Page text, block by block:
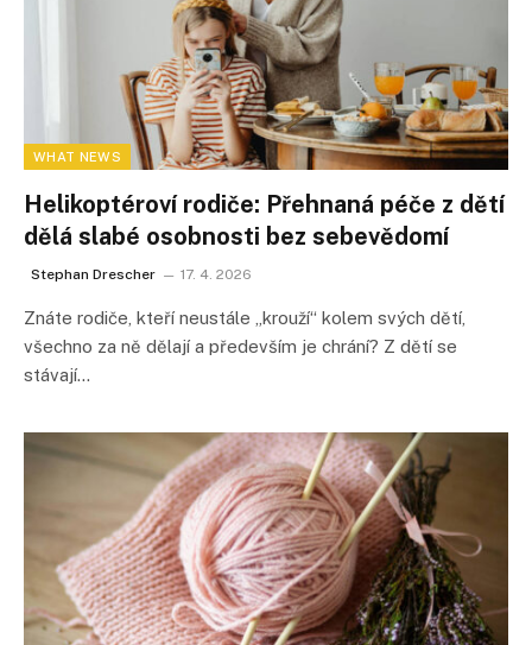
WHAT NEWS
Helikoptéroví rodiče: Přehnaná péče z dětí
dělá slabé osobnosti bez sebevědomí
Stephan Drescher 17. 4. 2026
Znáte rodiče, kteří neustále „krouží“ kolem svých dětí,
všechno za ně dělají a především je chrání? Z dětí se
stávají…